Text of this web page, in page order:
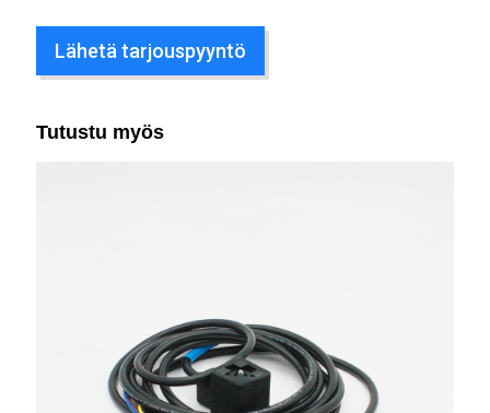
Lähetä tarjouspyyntö
Tutustu myös